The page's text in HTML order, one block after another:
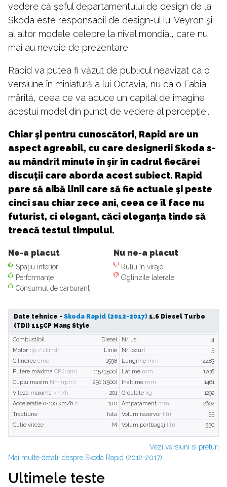
vedere că şeful departamentului de design de la
Skoda este responsabil de design-ul lui Veyron şi
al altor modele celebre la nivel mondial, care nu
mai au nevoie de prezentare.
Rapid va putea fi văzut de publicul neavizat ca o
versiune în miniatură a lui Octavia, nu ca o Fabia
mărită, ceea ce va aduce un capital de imagine
acestui model din punct de vedere al percepţiei.
Chiar şi pentru cunoscători, Rapid are un
aspect agreabil, cu care designerii Skoda s-
au mândrit minute în şir în cadrul fiecărei
discuţii care aborda acest subiect. Rapid
pare să aibă linii care să fie actuale şi peste
cinci sau chiar zece ani, ceea ce îl face nu
futurist, ci elegant, căci eleganţa tinde să
treacă testul timpului.
Ne-a placut
Spaţiu interior
Performanţe
Consumul de carburant
Nu ne-a placut
Ruliu în viraje
Oglinzile laterale
Date tehnice - Skoda Rapid (2012-2017) 1.6 Diesel Turbo
(TDI) 115CP Man5 Style
Combustibil Diesel Nr. usi
4
Motor tip / cilindri Linie Nr. locuri
5
Cilindree cmc 1598 Lungime mm
4483
Putere maxima CP (rpm) 115 (3500) Latime mm
1706
Cuplu maxim Nm (rpm) 250 (1500) Inaltime mm
1461
Viteza maxima km/h 201 Greutate kg
1292
Acceleratie 0-100 km/h s 10.0 Ampatament mm
2602
Tractiune
fata Volum rezervor litri
55
Cutie viteze
M Volum portbagaj litri 550
Vezi versiuni si preturi
Mai multe detalii despre Skoda Rapid (2012-2017)
Ultimele teste